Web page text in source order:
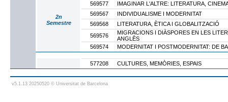
2n
Semestre
569577
IMAGINAR L'ALTRE: LITERATURA,
569567
INDIVIDUALISME I MODERNITAT
569568
LITERATURA, ÈTICA I GLOBALITZACIÓ
569576
MIGRACIONS I DIÀSPORES EN LES
ANGLÈS
569574
MODERNITAT I POSTMODERNITAT: DE
577208 CULTURES, MEMÒRIES, ESPAIS
v5.1.13 20250520 © Universitat de Barcelona